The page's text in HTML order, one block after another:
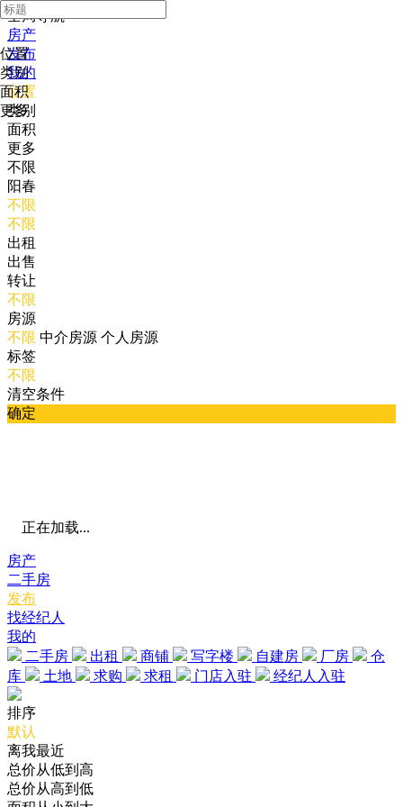
全局导航
房产
发布
我的
位置
类别
面积
更多
位置
类别
面积
更多
不限
阳春
不限
不限
出租
出售
转让
不限
房源
不限 中介房源 个人房源
标签
不限
清空条件
确定
正在加载...
房产
二手房
发布
找经纪人
我的
二手房
出租 商铺 写字楼 自建房 厂房
仓
库
土地 求购 求租 门店入驻 经纪人入驻
排序
默认
离我最近
总价从低到高
总价从高到低